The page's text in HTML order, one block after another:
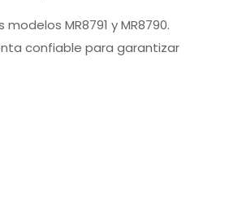
MR8791 y MR8790.
confiable para garantizar